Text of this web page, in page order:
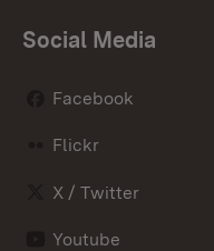
Social Media
Facebook
Flickr
X / Twitter
Youtube